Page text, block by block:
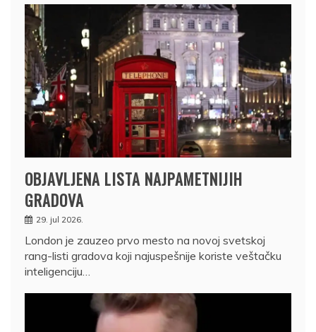
OBJAVLJENA LISTA NAJPAMETNIJIH
GRADOVA
29. jul 2026.
London je zauzeo prvo mesto na novoj svetskoj
rang-listi gradova koji najuspešnije koriste veštačku
inteligenciju…